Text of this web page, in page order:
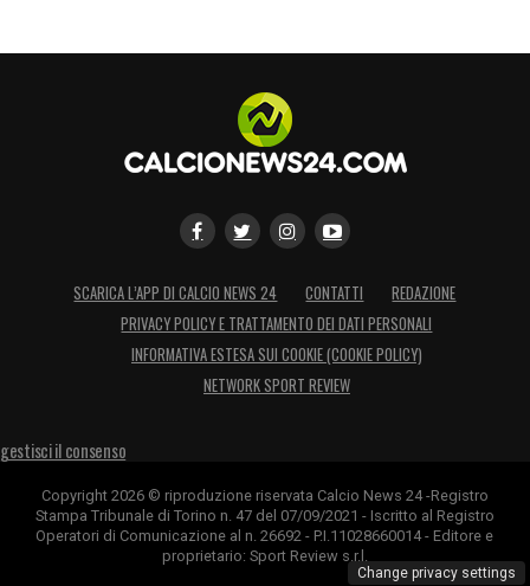
capolistaLiverpool, oggi impegnata sul
campo del Newcastle. L’
bis dopo la vittoria nel derby con il Chelsea:
Lacazetteconsegna tre punti preziosi ad
inseguireIsco, in uscita dalReal Madride in
Italia accostato anche alla Juventus.
Daily Telegraph, il club londinese
della stagione del fantasista spagnolo.
‘Gunners’ accostati anche aDiego Costain
attacco, che ha rescisso nelle scorse ore il
SCARICA L’APP DI CALCIO NEWS 24 CONTATTI
REDAZIONE
PRIVACY POLICY E TRATTAMENTO DEI DATI PERSONALI
INFORMATIVA ESTESA SUI COOKIE (COOKIE POLICY)
NETWORK SPORT REVIEW
gestisci il consenso
Copyright 2026 © riproduzione riservata Calcio News 24 -Registro
Stampa Tribunale di Torino n. 47 del 07/09/2021 - Iscritto al Registro
Operatori di Comunicazione al n. 26692 - P.I.11028660014 - Editore e
proprietario: Sport Review s.r.l.
Change privacy settings